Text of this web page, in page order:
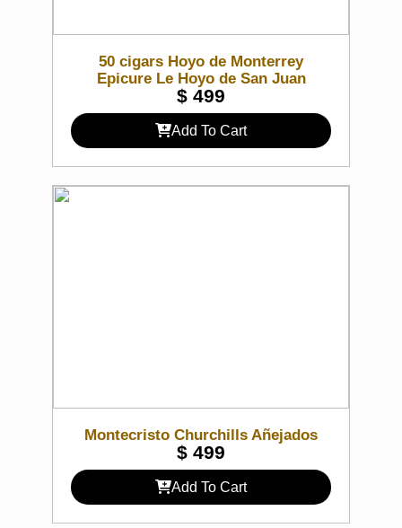
50 cigars Hoyo de Monterrey
Epicure Le Hoyo de San Juan
$ 499
Add To Cart
Montecristo Churchills Añejados
$ 499
Add To Cart